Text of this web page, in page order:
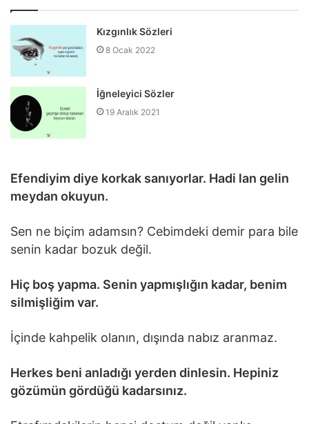
Kızgınlık Sözleri
8 Ocak 2022
İğneleyici Sözler
19 Aralık 2021
Efendiyim diye korkak sanıyorlar. Hadi lan gelin
meydan okuyun.
Sen ne biçim adamsın? Cebimdeki demir para bile
senin kadar bozuk değil.
Hiç boş yapma. Senin yapmışlığın kadar, benim
silmişliğim var.
İçinde kahpelik olanın, dışında nabız aranmaz.
Herkes beni anladığı yerden dinlesin. Hepiniz
gözümün gördüğü kadarsınız.